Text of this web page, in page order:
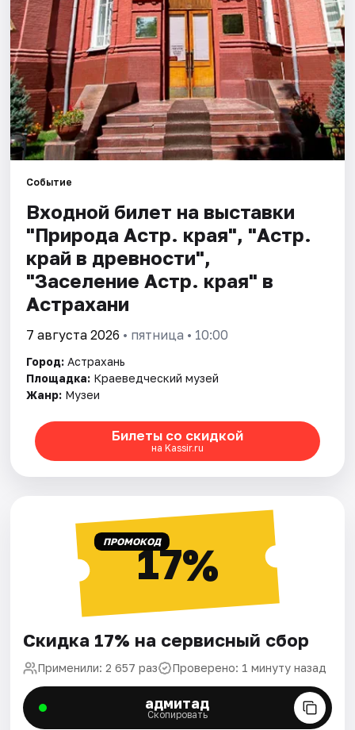
Рейтинги
Событие
Входной билет на выставки
"Природа Астр. края", "Астр.
край в древности",
"Заселение Астр. края" в
Астрахани
7 августа 2026 • пятница • 10:00
Город: Астрахань
Площадка: Краеведческий музей
Жанр: Музеи
Билеты со скидкой
на Kassir.ru
ПРОМОКОД17%
Скидка 17% на сервисный сбор
Применили: 2 657 раз Проверено: 1 минуту назад
адмитад
Скопировать